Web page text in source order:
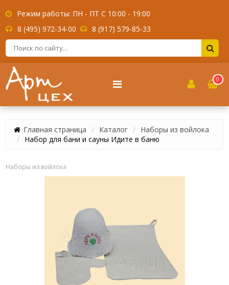
Режим работы: ПН - ПТ С 10:00 - 19:00
8 (495) 972-34-00
8 (917) 579-85-33
0
Главная страница Каталог
Наборы из войлока
Набор для бани и сауны Идите в баню
Наборы из войлока